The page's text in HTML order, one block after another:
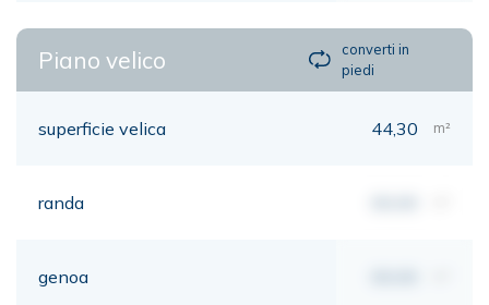
Piano velico
converti in
piedi
superficie velica 44,30 m²
randa
genoa